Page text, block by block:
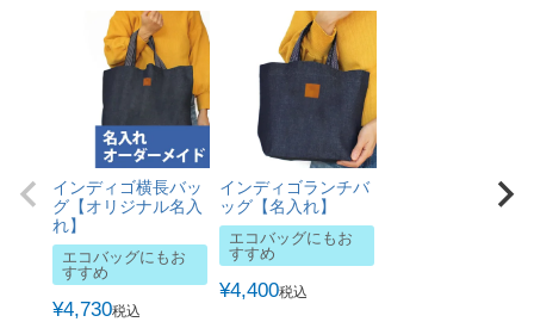
インディゴ横長バッ
グ【オリジナル名入
れ】
エコバッグにもお
すすめ
¥4,730税込
インディゴランチバ
ッグ【名入れ】
エコバッグにもお
すすめ
¥4,400税込